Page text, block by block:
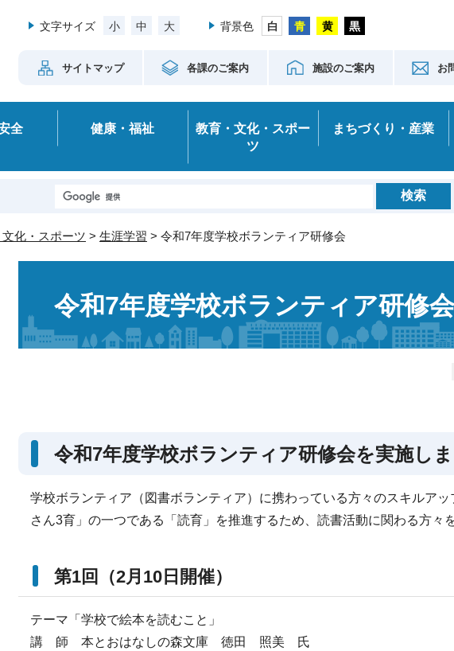
文字サイズ 小 中 大 背景色
サイトマップ 各課のご案内 施設のご案内 お
全 健康・福祉
教育・文化・スポー
ツ
まちづくり・産業
化・スポーツ > 生涯学習 > 令和7年度学校ボランティア研修会
令和7年度学校ボランティア研修会
令和7年度学校ボランティア研修会を実施し
学校ボランティア（図書ボランティア）に携わっている方々のスキルア
さん3育」の一つである「読育」を推進するため、読書活動に関わる方々
第1回（2月10日開催）
テーマ「学校で絵本を読むこと」
講 師 本とおはなしの森文庫 徳田 照美 氏